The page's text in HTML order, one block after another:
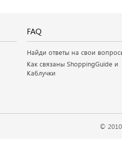
FAQ
Найди ответы на свои
Как связаны ShoppingGuide и
Каблучки
©